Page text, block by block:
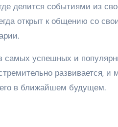
делится событиями из
открыт к общению со
самых успешных и
развивается,
в ближайшем будущем.